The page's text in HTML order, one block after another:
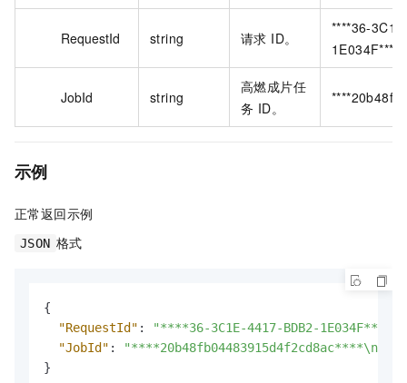
RequestId string 请求 ID。
****36-
1E034F****
JobId string
高燃成片任
务 ID。
示例
正常返回示例
JSON 格式
{
"RequestId" : "****36-3C1E-4417-BDB2-1E034F****"
"JobId" :
"****20b48fb04483915d4f2cd8ac****\n"
}